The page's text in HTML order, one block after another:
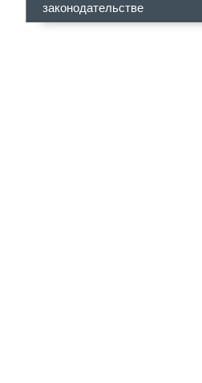
законодательстве